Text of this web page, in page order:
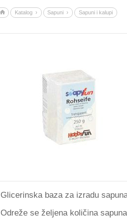
Katalog › Sapuni › Sapuni i kalupi
Glicerinska baza za izradu
Odreže se željena količina